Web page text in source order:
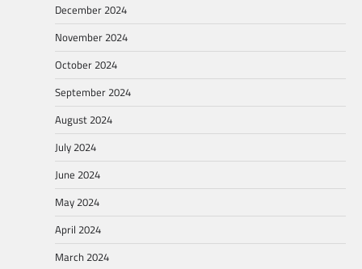
December 2024
November 2024
October 2024
September 2024
August 2024
July 2024
June 2024
May 2024
April 2024
March 2024